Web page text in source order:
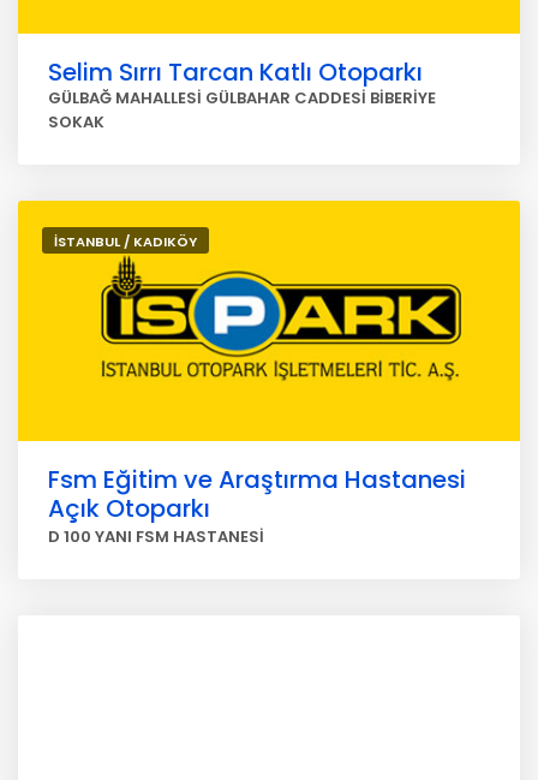
Selim Sırrı Tarcan Katlı Otoparkı
GÜLBAĞ MAHALLESİ GÜLBAHAR CADDESİ BİBERİYE
SOKAK
İSTANBUL / KADIKÖY
Fsm Eğitim ve Araştırma Hastanesi
Açık Otoparkı
D 100 YANI FSM HASTANESİ